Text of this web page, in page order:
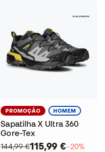
PROMOÇÃO HOMEM
Sapatilha X Ultra 360
Gore-Tex
144,99 €115,99 €−20%